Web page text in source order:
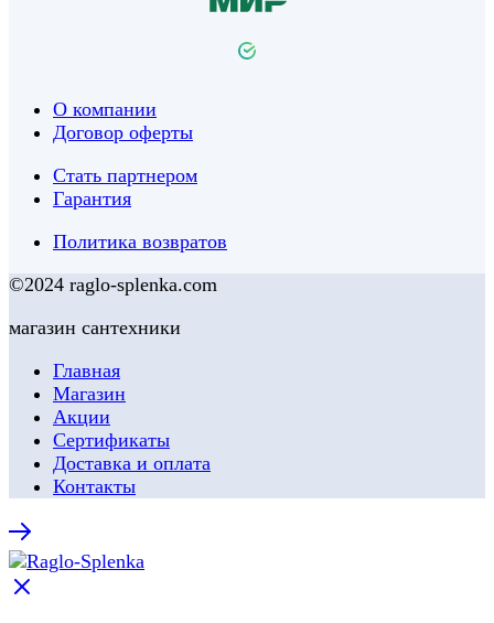
О компании
Договор оферты
Стать партнером
Гарантия
Политика возвратов
©2024 raglo-splenka.com
магазин сантехники
Главная
Магазин
Акции
Сертификаты
Доставка и оплата
Контакты